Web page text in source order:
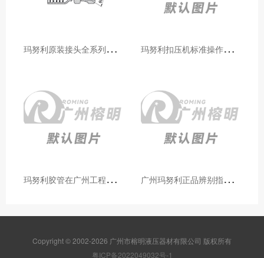
玛
努利原装接头全系列型号解析：广州客户选型必备指南 玛
努利扣压机标准操作流程：广州代理手把手教学（新手也能学会）
玛
努利胶管在广州工程机械领域的应用案例与效果分析 广
州玛努利正品辨别指南：如何区分原装 Manuli 胶管 / 接头 / 扣压机（代理专业版）
Copyright © 2002-2026 广州市榕明液压器材有限公司 版权所有
粤ICP备2022049032号-1